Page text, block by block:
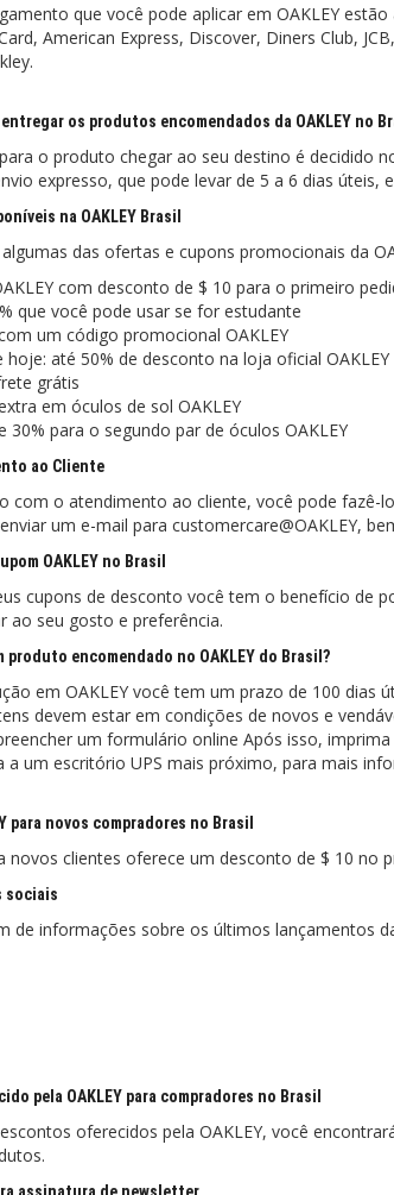
que você pode aplicar em OAKLEY
American Express, Discover, Diners Club,
os produtos encomendados da OAKLEY no
o produto chegar ao seu destino é decidido
expresso, que pode levar de 5 a 6 dias úteis,
na OAKLEY Brasil
das ofertas e cupons promocionais da
com desconto de $ 10 para o primeiro
que você pode usar se for estudante
um código promocional OAKLEY
até 50% de desconto na loja oficial OAKLEY
grátis
em óculos de sol OAKLEY
30% para o segundo par de óculos OAKLEY
ao Cliente
com o atendimento ao cliente, você pode fazê-
um e-mail para customercare@OAKLEY,
OAKLEY no Brasil
cupons de desconto você tem o benefício de
ao seu gosto e preferência.
produto encomendado no OAKLEY do Brasil?
em OAKLEY você tem um prazo de 100
devem estar em condições de novos e
um formulário online Após isso,
a um escritório UPS mais próximo, para mais
para novos compradores no Brasil
novos clientes oferece um desconto de $ 10
sociais
de informações sobre os últimos lançamentos
pela OAKLEY para compradores no Brasil
oferecidos pela OAKLEY, você
assinatura de newsletter